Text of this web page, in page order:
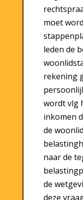
moet
leden de
rekening
wordt vlg
inkomen
de
naar de
de
deze